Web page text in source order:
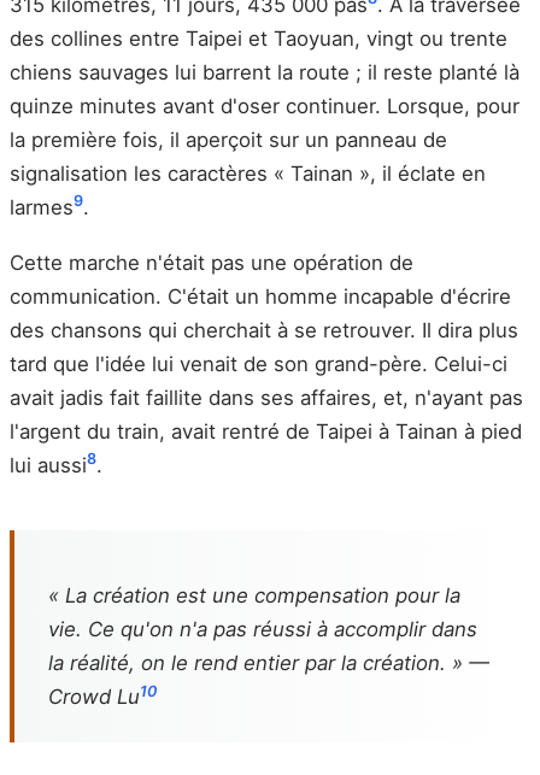
des collines entre Taipei et Taoyuan, vingt ou trente
chiens sauvages lui barrent la route ; il reste planté là
quinze minutes avant d'oser continuer. Lorsque, pour
la première fois, il aperçoit sur un panneau de
signalisation les caractères « Tainan », il éclate en
larmes9.
Cette marche n'était pas une opération de
communication. C'était un homme incapable d'écrire
des chansons qui cherchait à se retrouver. Il dira plus
tard que l'idée lui venait de son grand-père. Celui-ci
avait jadis fait faillite dans ses affaires, et, n'ayant pas
l'argent du train, avait rentré de Taipei à Tainan à pied
lui aussi8.
« La création est une compensation pour la
vie. Ce qu'on n'a pas réussi à accomplir dans
la réalité, on le rend entier par la création. » —
Crowd Lu10